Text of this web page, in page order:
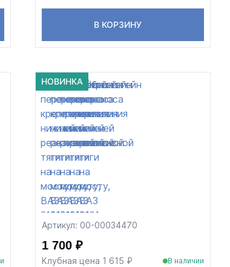
В КОРЗИНУ
НОВИНКА
Артикул: 00-00034470
1 700 ₽
Клубная цена 1 615 ₽ В наличии